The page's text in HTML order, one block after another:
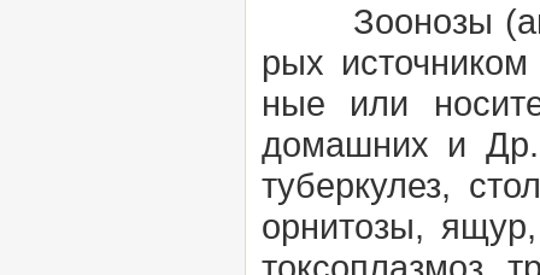
Зоонозы
рых
ные или
домашних и Др.
туберкулез,
орнитозы,